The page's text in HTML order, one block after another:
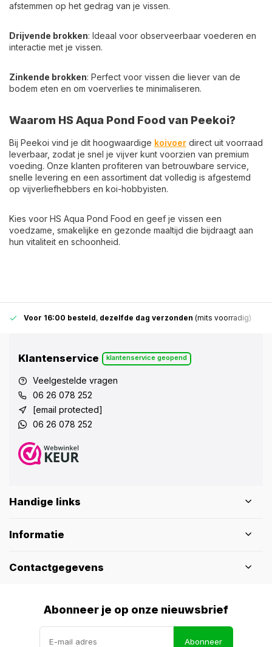
afstemmen op het gedrag van je vissen.
Drijvende brokken: Ideaal voor observeerbaar voederen en
interactie met je vissen.
Zinkende brokken: Perfect voor vissen die liever van de
bodem eten en om voerverlies te minimaliseren.
Waarom HS Aqua Pond Food van Peekoi?
Bij Peekoi vind je dit hoogwaardige koivoer direct uit voorraad
leverbaar, zodat je snel je vijver kunt voorzien van premium
voeding. Onze klanten profiteren van betrouwbare service,
snelle levering en een assortiment dat volledig is afgestemd
op vijverliefhebbers en koi-hobbyisten.
Kies voor HS Aqua Pond Food en geef je vissen een
voedzame, smakelijke en gezonde maaltijd die bijdraagt aan
hun vitaliteit en schoonheid.
Voor 16:00 besteld, dezelfde dag verzonden (mits voorradig)
Klantenservice klantenservice geopend
Veelgestelde vragen
06 26 078 252
[email protected]
06 26 078 252
Handige links
Informatie
Contactgegevens
Abonneer je op onze nieuwsbrief
Abonneer